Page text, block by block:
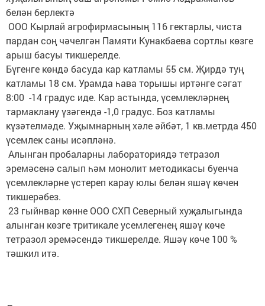
белән берлектә
ООО Кырлай агрофирмасының 116 гектарлы, чиста
пардан соң чәчелгән Памяти Кунакбаева сортлы көзге
арыш басуы тикшерелде.
Бүгенге көндә басуда кар катламы 55 см. Җирдә туң
катламы 18 см. Урамда һава торышы иртәнге сәгат
8:00 -14 градус иде. Кар астында, үсемлекләрнең
тармаклану үзәгендә -1,0 градус. Боз катламы
күзәтелмәде. Уҗымнарның хәле әйбәт, 1 кв.метрда 450
үсемлек саны исәпләнә.
Алынган пробаларны лабораториядә тетразол
эремәсенә салып һәм монолит методикасы буенча
үсемлекләрне үстереп карау юлы белән яшәү көчен
тикшерәбез.
23 гыйнвар көнне ООО СХП Северный хуҗалыгында
алынган көзге тритикале усемлегенең яшәү көче
тетразол эремәсендә тикшерелде. Яшәү көче 100 %
тәшкил итә.